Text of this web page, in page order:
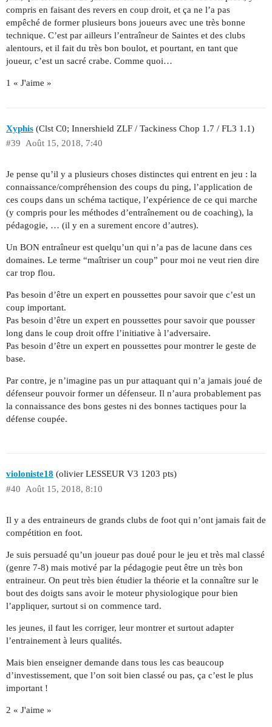
compris en faisant des revers en coup droit, et ça ne l’a pas
empêché de former plusieurs bons joueurs avec une très bonne
technique. C’est par ailleurs l’entraîneur de Saintes et des clubs
alentours, et il fait du très bon boulot, et pourtant, en tant que
joueur, c’est un sacré crabe. Comme quoi…
1 « J'aime »
Xyphis (Clst C0; Innershield ZLF / Tackiness Chop 1.7 / FL3 1.1)
Août 15, 2018, 7:40
#39
Je pense qu’il y a plusieurs choses distinctes qui entrent en jeu : la
connaissance/compréhension des coups du ping, l’application de
ces coups dans un schéma tactique, l’expérience de ce qui marche
(y compris pour les méthodes d’entraînement ou de coaching), la
pédagogie, … (il y en a surement encore d’autres).
Un BON entraîneur est quelqu’un qui n’a pas de lacune dans ces
domaines. Le terme “maîtriser un coup” pour moi ne veut rien dire
car trop flou.
Pas besoin d’être un expert en poussettes pour savoir que c’est un
coup important.
Pas besoin d’être un expert en poussettes pour savoir que pousser
long dans le coup droit offre l’initiative à l’adversaire.
Pas besoin d’être un expert en poussettes pour montrer le geste de
base.
Par contre, je n’imagine pas un pur attaquant qui n’a jamais joué de
défenseur pouvoir former un défenseur. Il n’aura probablement pas
la connaissance des bons gestes ni des bonnes tactiques pour la
défense coupée.
violoniste18 (olivier LESSEUR V3 1203 pts)
Août 15, 2018, 8:10
#40
Il y a des entraineurs de grands clubs de foot qui n’ont jamais fait de
compétition en foot.
Je suis persuadé qu’un joueur pas doué pour le jeu et très mal classé
(genre 7-8) mais motivé par la pédagogie peut être un très bon
entraineur. On peut très bien étudier la théorie et la connaître sur le
bout des doigts sans avoir le moteur physiologique pour bien
l’appliquer, surtout si on commence tard.
les jeunes, il faut les corriger, leur montrer et surtout adapter
l’entrainement à leurs qualités.
Mais bien enseigner demande dans tous les cas beaucoup
d’investissement, que l’on soit bien classé ou pas, ça c’est le plus
important !
2 « J'aime »